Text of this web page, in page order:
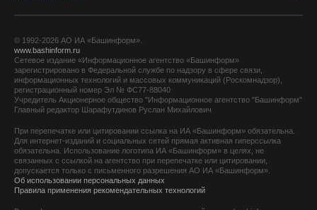
© 1992-2026 АО ИА «Башинформ».
www.bashinform.ru
Сетевое издание «Информационное агентство «Башинформ»
зарегистрировано в Федеральной службе по надзору в сфере связи,
информационных технологий и массовых коммуникаций (Роскомнадзор),
регистрационный номер Эл № ФС77-88040
Учредитель Акционерное общество "Информационное агентство "Башинформ"
Главный редактор Шарафутдинов Руслан Михайлович
При перепечатке или цитировании ссылка на ИА «Башинформ» обязательна.
Для интернет-изданий и социальных сетей прямая активная гиперссылка
обязательна. Использование логотипа ИА «Башинформ» в целях, не
связанных с ссылкой на агентство при перепечатке или цитировании,
допускается только с письменного разрешения АО ИА «Башинформ».
Об использовании персональных данных
Правила применения рекомендательных технологий